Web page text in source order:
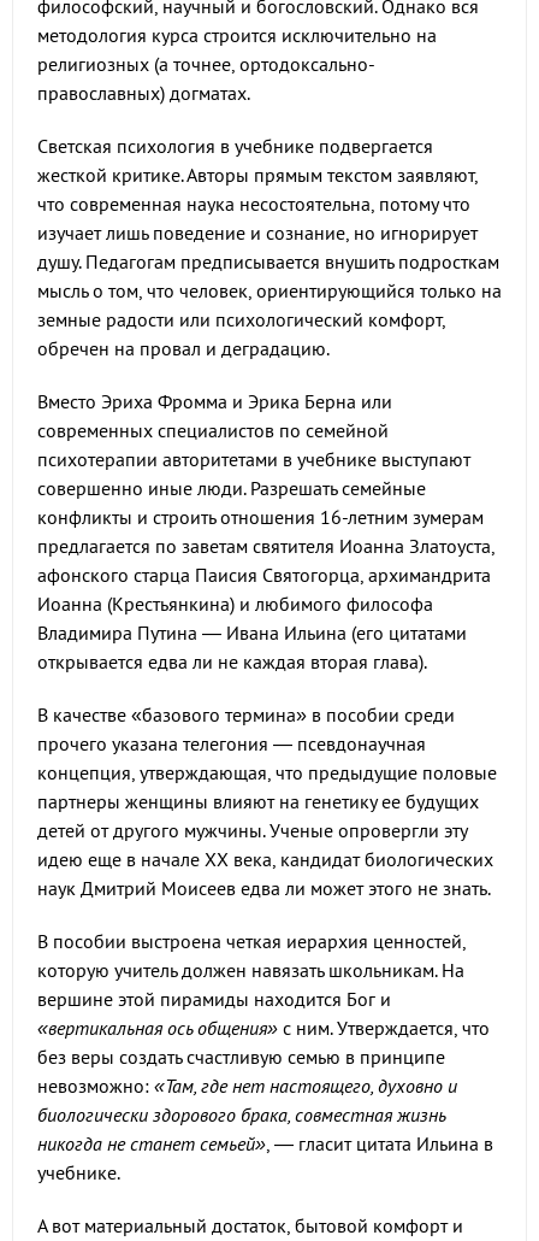
философский, научный и богословский. Однако вся
методология курса строится исключительно на
религиозных (а точнее, ортодоксально-
православных) догматах.
Светская психология в учебнике подвергается
жесткой критике. Авторы прямым текстом заявляют,
что современная наука несостоятельна, потому что
изучает лишь поведение и сознание, но игнорирует
душу. Педагогам предписывается внушить подросткам
мысль о том, что человек, ориентирующийся только на
земные радости или психологический комфорт,
обречен на провал и деградацию.
Вместо Эриха Фромма и Эрика Берна или
современных специалистов по семейной
психотерапии авторитетами в учебнике выступают
совершенно иные люди. Разрешать семейные
конфликты и строить отношения 16-летним зумерам
предлагается по заветам святителя Иоанна Златоуста,
афонского старца Паисия Святогорца, архимандрита
Иоанна (Крестьянкина) и любимого философа
Владимира Путина — Ивана Ильина (его цитатами
открывается едва ли не каждая вторая глава).
В качестве «базового термина» в пособии среди
прочего указана телегония — псевдонаучная
концепция, утверждающая, что предыдущие половые
партнеры женщины влияют на генетику ее будущих
детей от другого мужчины. Ученые опровергли эту
идею еще в начале XX века, кандидат биологических
наук Дмитрий Моисеев едва ли может этого не знать.
В пособии выстроена четкая иерархия ценностей,
которую учитель должен навязать школьникам. На
вершине этой пирамиды находится Бог и
«вертикальная ось общения» с ним. Утверждается, что
без веры создать счастливую семью в принципе
невозможно: «Там, где нет настоящего, духовно и
биологически здорового брака, совместная жизнь
никогда не станет семьей», — гласит цитата Ильина в
учебнике.
А вот материальный достаток, бытовой комфорт и